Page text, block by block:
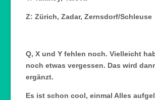
Z: Zürich, Zadar, Zernsdorf/Schleuse
Q, X und Y fehlen noch. Vielleicht
noch etwas vergessen. Das wird
ergänzt.
Es ist schon cool, einmal Alles